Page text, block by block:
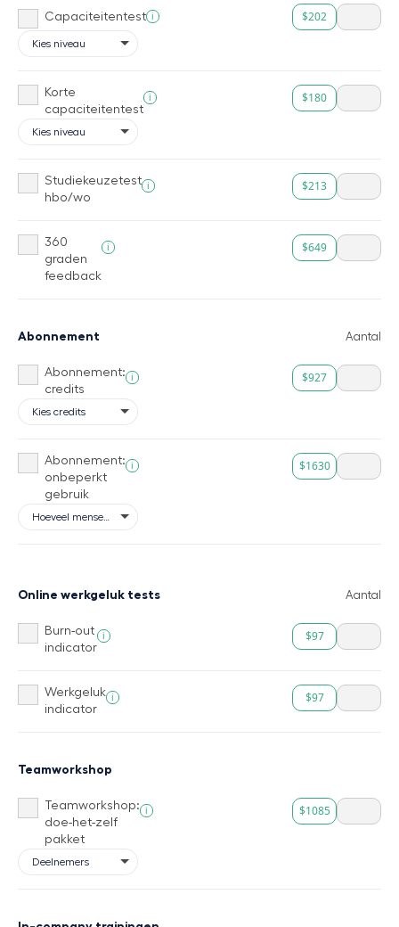
Capaciteitentest i $202
Korte
capaciteitentest
i $180
Studiekeuzetest
hbo/wo
i $213
360
graden
feedback
i $649
Abonnement Aantal
Abonnement:
credits
i $927
Abonnement:
onbeperkt
gebruik
i $1630
Online werkgeluk tests Aantal
Burn-out
indicator
i $97
Werkgeluk
indicator
i $97
Teamworkshop
Teamworkshop:
doe-het-zelf
pakket
i $1085